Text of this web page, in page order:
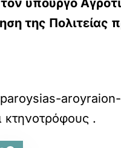
της Πολιτείας
κτηνοτρόφους .